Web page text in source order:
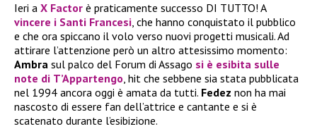
Ieri a X Factor è praticamente successo DI TUTTO! A
vincere i Santi Francesi, che hanno conquistato il pubblico
e che ora spiccano il volo verso nuovi progetti musicali. Ad
attirare l’attenzione però un altro attesissimo momento:
Ambra sul palco del Forum di Assago si è esibita sulle
note di T’Appartengo, hit che sebbene sia stata pubblicata
nel 1994 ancora oggi è amata da tutti. Fedez non ha mai
nascosto di essere fan dell’attrice e cantante e si è
scatenato durante l’esibizione.